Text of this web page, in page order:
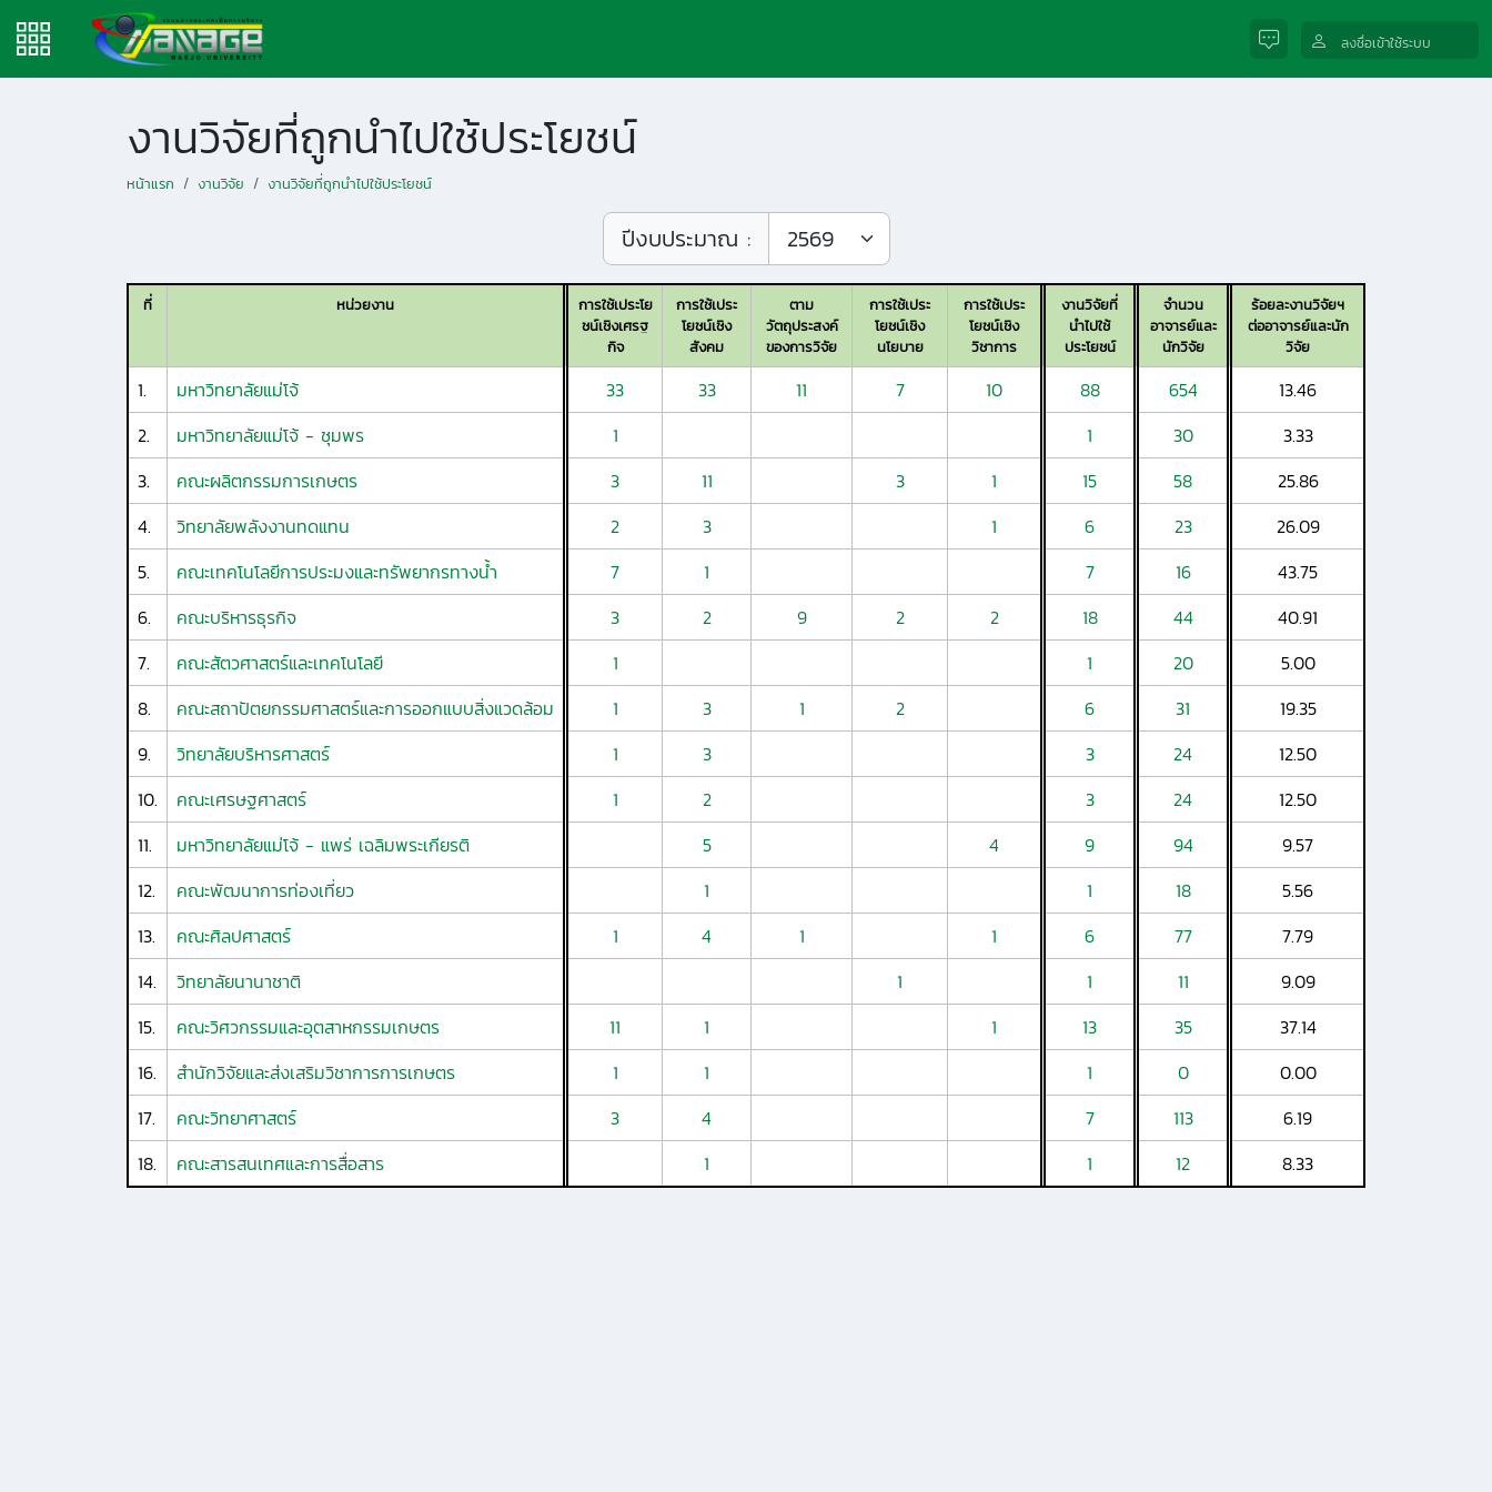
ลงชื่อเข้าใช้ระบบ
งานวิจัยที่ถูกนำไปใช้ประโยชน์
หน้าแรก งานวิจัย งานวิจัยที่ถูกนำไปใช้ประโยชน์
ปีงบประมาณ :
ที่ หน่วยงาน
การใช้เประโย
ชน์เชิงเศรฐ
กิจ
การใช้เประ
โยชน์เชิง
สังคม
ตาม
วัตถุประสงค์
ของการวิจัย
การใช้เประ
โยชน์เชิง
นโยบาย
การใช้เประ
โยชน์เชิง
วิชาการ
งานวิจัยที่
นำไปใช้
ประโยชน์
จำนวน
อาจารย์และ
นักวิจัย
ร้อยละงานวิจัยฯ
ต่ออาจารย์และนัก
วิจัย
1. มหาวิทยาลัยแม่โจ้ 33 33 11 7 10 88 654
13.46
2.
มหาวิทยาลัยแม่โจ้ - ชุมพร 1 1 30
3.33
3.
คณะผลิตกรรมการเกษตร 3 11 3 1 15 58
25.86
4.
วิทยาลัยพลังงานทดแทน 2 3 1 6 23
26.09
5.
คณะเทคโนโลยีการประมงและทรัพยากรทางน้ำ 7 1 7 16
43.75
6.
คณะบริหารธุรกิจ 3 2 9 2 2 18 44
40.91
7.
คณะสัตวศาสตร์และเทคโนโลยี 1 1 20
5.00
8.
คณะสถาปัตยกรรมศาสตร์และการออกแบบสิ่งแวดล้อม 1 3 1 2 6 31
19.35
9.
วิทยาลัยบริหารศาสตร์ 1 3 3 24
12.50
10.
คณะเศรษฐศาสตร์ 1 2 3 24
12.50
11.
มหาวิทยาลัยแม่โจ้ - แพร่ เฉลิมพระเกียรติ 5 4 9 94
9.57
12.
คณะพัฒนาการท่องเที่ยว 1 1 18
5.56
13.
คณะศิลปศาสตร์ 1 4 1 1 6 77
7.79
14.
วิทยาลัยนานาชาติ 1 1 11
9.09
15.
คณะวิศวกรรมและอุตสาหกรรมเกษตร 11 1 1 13 35
37.14
16.
สำนักวิจัยและส่งเสริมวิชาการการเกษตร 1 1 1 0
0.00
17.
คณะวิทยาศาสตร์ 3 4 7 113
6.19
18.
คณะสารสนเทศและการสื่อสาร 1 1 12 8.33